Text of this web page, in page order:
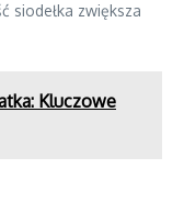
siodełka zwiększa
Kluczowe